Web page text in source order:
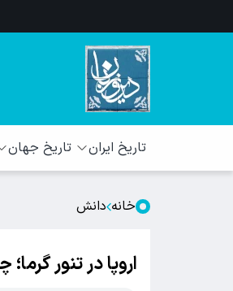
تاریخ ایران تاریخ جهان
خانه دانش
اروپا در تنور گرما؛